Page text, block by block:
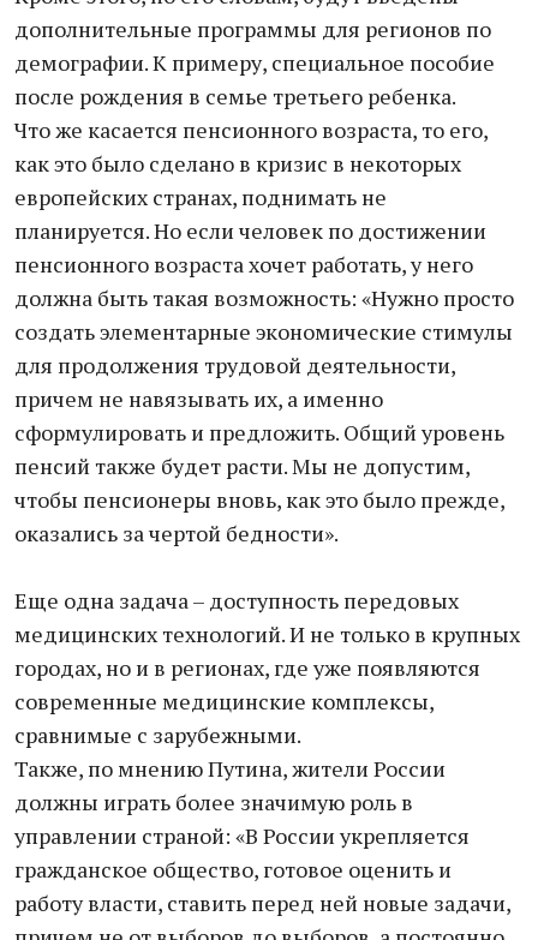
дополнительные программы для регионов по
демографии. К примеру, специальное пособие
после рождения в семье третьего ребенка.
Что же касается пенсионного возраста, то его,
как это было сделано в кризис в некоторых
европейских странах, поднимать не
планируется. Но если человек по достижении
пенсионного возраста хочет работать, у него
должна быть такая возможность: «Нужно просто
создать элементарные экономические стимулы
для продолжения трудовой деятельности,
причем не навязывать их, а именно
сформулировать и предложить. Общий уровень
пенсий также будет расти. Мы не допустим,
чтобы пенсионеры вновь, как это было прежде,
оказались за чертой бедности».
Еще одна задача – доступность передовых
медицинских технологий. И не только в крупных
городах, но и в регионах, где уже появляются
современные медицинские комплексы,
сравнимые с зарубежными.
Также, по мнению Путина, жители России
должны играть более значимую роль в
управлении страной: «В России укрепляется
гражданское общество, готовое оценить и
работу власти, ставить перед ней новые задачи,